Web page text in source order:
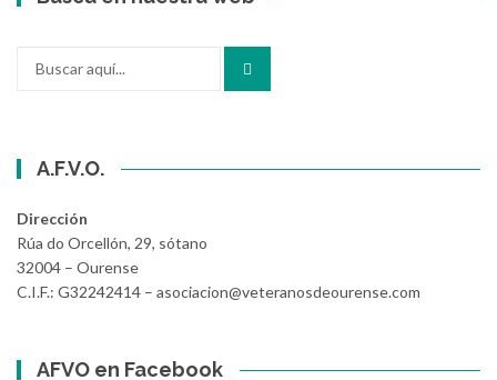
A.F.V.O.
Dirección
Rúa do Orcellón, 29, sótano
32004 – Ourense
C.I.F.: G32242414 – asociacion@veteranosdeourense.com
AFVO en Facebook